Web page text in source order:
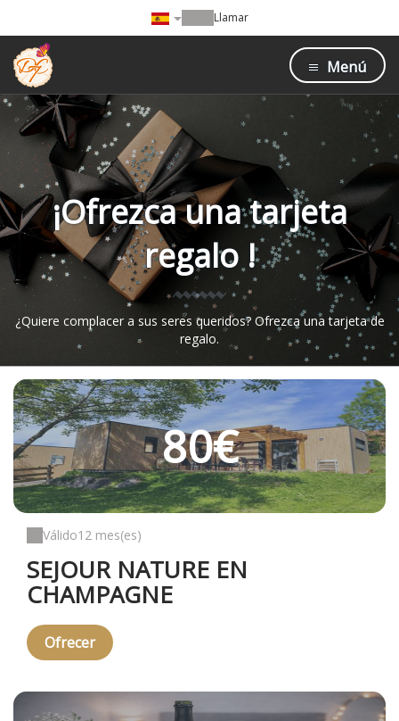
Llamar
Menú
¡Ofrezca una tarjeta
regalo !
¿Quiere complacer a sus seres queridos? Ofrezca una tarjeta de
regalo.
80€
Válido12 mes(es)
SEJOUR NATURE EN
CHAMPAGNE
Ofrecer